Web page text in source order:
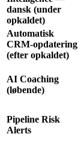
dansk (under
opkaldet)
Automatisk
CRM-opdatering
(efter opkaldet)
AI Coaching
(løbende)
Pipeline Risk
Alerts